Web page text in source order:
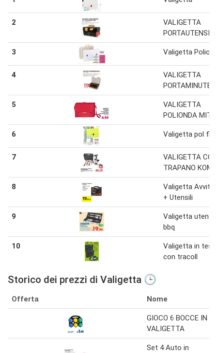
2
VALIGETTA
PORTAUTENSILI
3 Valigetta
4
VALIGETTA
5
VALIGETTA
POLIONDA
6 Valigetta pol
7
VALIGETTA CON
TRAPANO
8
Valigetta
+ Utensili
9
Valigetta utensili
bbq
10
Valigetta in
con tracoll
Storico dei prezzi di Valigetta 🕒
Offerta Nome
GIOCO 6 BOCCE IN
VALIGETTA
Set 4 Auto in